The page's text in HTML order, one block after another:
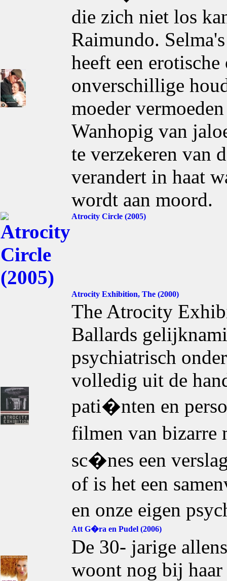
die zich niet los
Raimundo.
heeft een
onverschillige
moeder
Wanhopig van
te verzekeren van
verandert in haat
wordt aan moord.
Atrocity Circle (2005)
Atrocity Exhibition, The (2000)
The Atrocity
Ballards
psychiatrisch
volledig uit de
pati�nten en
filmen van bizarre
sc�nes een
of is het een
en onze eigen
Att G�ra en Pudel (2006)
De 30- jarige
woont nog bij